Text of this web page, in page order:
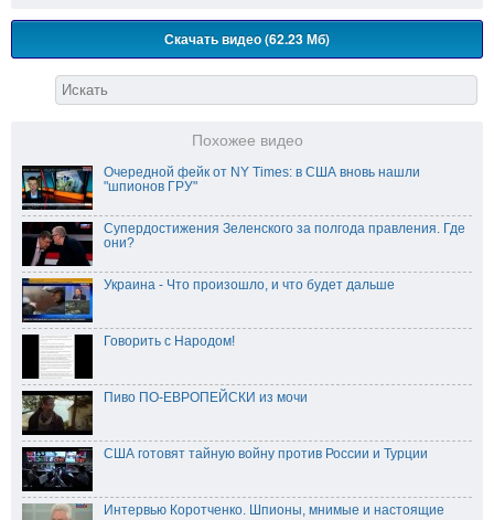
Скачать видео (62.23 Мб)
Похожее видео
Очередной фейк от NY Times: в США вновь нашли
"шпионов ГРУ"
Супердостижения Зеленского за полгода правления. Где
они?
Украина - Что произошло, и что будет дальше
Говорить с Народом!
Пиво ПО-ЕВРОПЕЙСКИ из мочи
США готовят тайную войну против России и Турции
Интервью Коротченко. Шпионы, мнимые и настоящие